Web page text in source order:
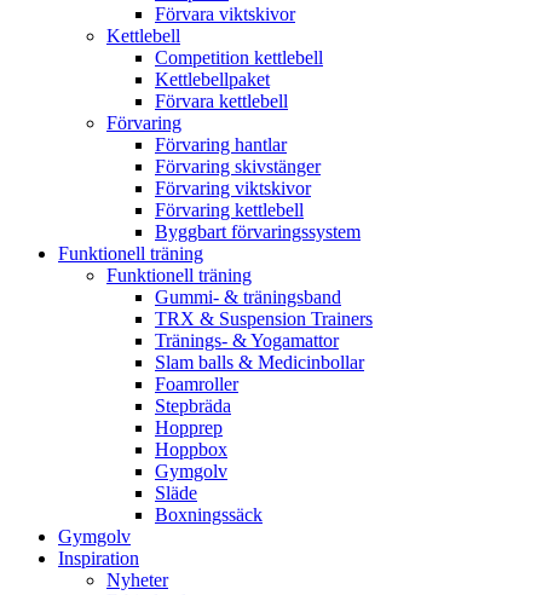
Förvara viktskivor
Kettlebell
Competition kettlebell
Kettlebellpaket
Förvara kettlebell
Förvaring
Förvaring hantlar
Förvaring skivstänger
Förvaring viktskivor
Förvaring kettlebell
Byggbart förvaringssystem
Funktionell träning
Funktionell träning
Gummi- & träningsband
TRX & Suspension Trainers
Tränings- & Yogamattor
Slam balls & Medicinbollar
Foamroller
Stepbräda
Hopprep
Hoppbox
Gymgolv
Släde
Boxningssäck
Gymgolv
Inspiration
Nyheter